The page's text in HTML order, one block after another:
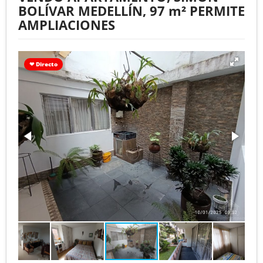
BOLÍVAR MEDELLÍN, 97 m² PERMITE
AMPLIACIONES
❤ Directo